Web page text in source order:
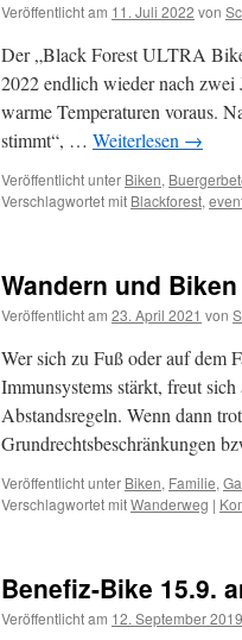
Veröffentlicht am 11. Juli 2022 von
Der „Black Forest ULTRA
2022 endlich wieder nach zwei
warme Temperaturen voraus.
stimmt“, … Weiterlesen →
Veröffentlicht unter Biken,
Verschlagwortet mit Blackforest,
Wandern und
Veröffentlicht am 23. April 2021 von
Wer sich zu Fuß oder auf dem
Immunsystems stärkt, freut
Abstandsregeln. Wenn dann
Grundrechtsbeschränkungen
Veröffentlicht unter Biken, Familie,
Verschlagwortet mitWanderweg |
Benefiz-Bike 15.9.
Veröffentlicht am 12. September 2019